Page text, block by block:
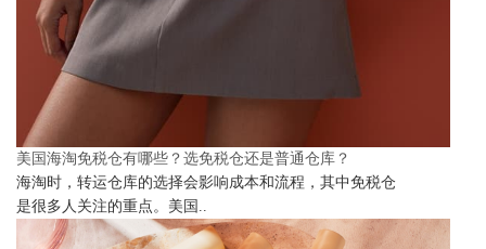
美国海淘免税仓有哪些？选免税仓还是普通仓库？
海淘时，转运仓库的选择会影响成本和流程，其中免税仓
是很多人关注的重点。美国..